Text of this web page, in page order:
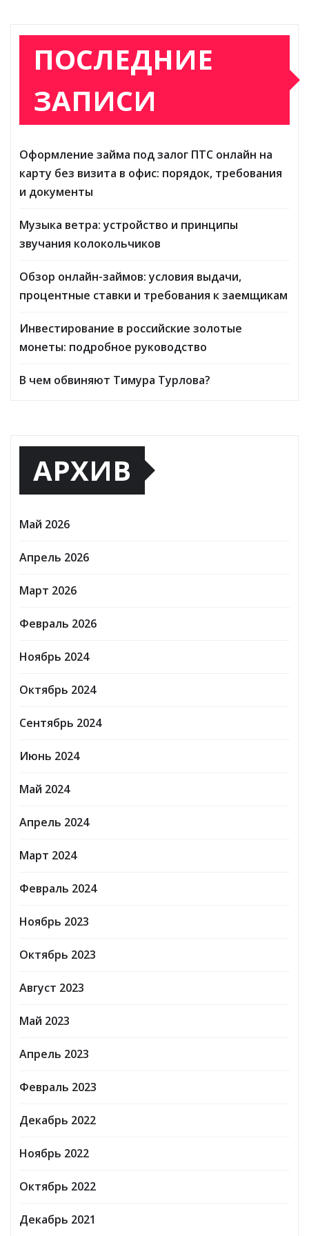
ПОСЛЕДНИЕ
ЗАПИСИ
Оформление займа под залог ПТС онлайн на
карту без визита в офис: порядок, требования
и документы
Музыка ветра: устройство и принципы
звучания колокольчиков
Обзор онлайн-займов: условия выдачи,
процентные ставки и требования к заемщикам
Инвестирование в российские золотые
монеты: подробное руководство
В чем обвиняют Тимура Турлова?
АРХИВ
Май 2026
Апрель 2026
Март 2026
Февраль 2026
Ноябрь 2024
Октябрь 2024
Сентябрь 2024
Июнь 2024
Май 2024
Апрель 2024
Март 2024
Февраль 2024
Ноябрь 2023
Октябрь 2023
Август 2023
Май 2023
Апрель 2023
Февраль 2023
Декабрь 2022
Ноябрь 2022
Октябрь 2022
Декабрь 2021